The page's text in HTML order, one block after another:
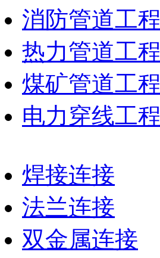
消防管道工程
热力管道工程
煤矿管道工程
电力穿线工程
焊接连接
法兰连接
双金属连接